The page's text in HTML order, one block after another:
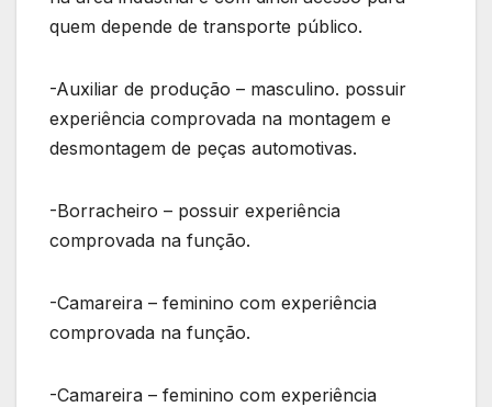
quem depende de transporte público.
-Auxiliar de produção – masculino. possuir
experiência comprovada na montagem e
desmontagem de peças automotivas.
-Borracheiro – possuir experiência
comprovada na função.
-Camareira – feminino com experiência
comprovada na função.
-Camareira – feminino com experiência